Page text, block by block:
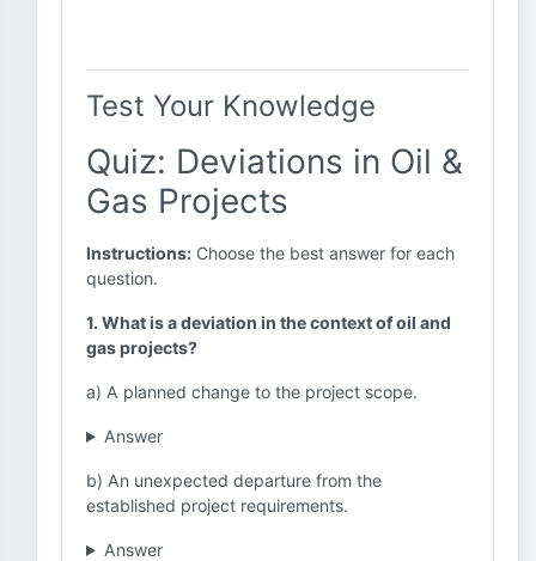
Test Your Knowledge
Quiz: Deviations in Oil &
Gas Projects
Instructions: Choose the best answer for each
question.
1. What is a deviation in the context of oil and
gas projects?
a) A planned change to the project scope.
Answer
b) An unexpected departure from the
established project requirements.
Answer